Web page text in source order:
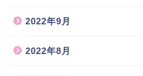
2022年9月
2022年8月